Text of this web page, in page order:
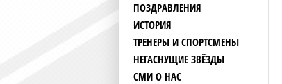
ПОЗДРАВЛЕНИЯ
ИСТОРИЯ
ТРЕНЕРЫ И СПОРТСМЕНЫ
НЕГАСНУЩИЕ ЗВЁЗДЫ
СМИ О НАС